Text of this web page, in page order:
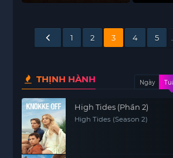
1 2 3 4 5
THỊNH HÀNH Ngày
High Tides (Phần 2)
High Tides (Season 2)